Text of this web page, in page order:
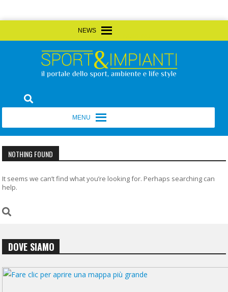
to
Sport&Impianti
NOTHING FOUND
It seems we can’t find what you’re looking for. Perhaps searching can
help.
DOVE SIAMO